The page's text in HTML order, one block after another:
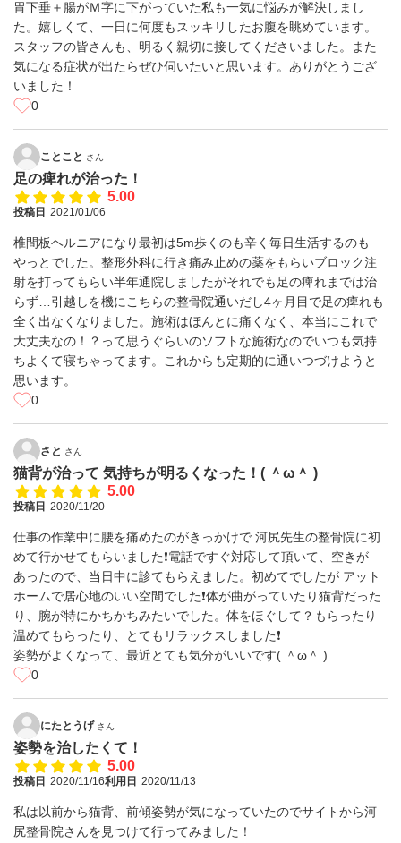
胃下垂＋腸がＭ字に下がっていた私も一気に悩みが解決しまし
た。嬉しくて、一日に何度もスッキリしたお腹を眺めています。
スタッフの皆さんも、明るく親切に接してくださいました。また
気になる症状が出たらぜひ伺いたいと思います。ありがとうござ
いました！
0
ことこと さん
足の痺れが治った！
5.00
投稿日 2021/01/06
椎間板ヘルニアになり最初は5m歩くのも辛く毎日生活するのも
やっとでした。整形外科に行き痛み止めの薬をもらいブロック注
射を打ってもらい半年通院しましたがそれでも足の痺れまでは治
らず…引越しを機にこちらの整骨院通いだし4ヶ月目で足の痺れも
全く出なくなりました。施術はほんとに痛くなく、本当にこれで
大丈夫なの！？って思うぐらいのソフトな施術なのでいつも気持
ちよくて寝ちゃってます。これからも定期的に通いつづけようと
思います。
0
さと さん
猫背が治って 気持ちが明るくなった！( ＾ω＾ )
5.00
投稿日 2020/11/20
仕事の作業中に腰を痛めたのがきっかけで 河尻先生の整骨院に初
めて行かせてもらいました❗電話ですぐ対応して頂いて、空きが
あったので、当日中に診てもらえました。初めてでしたが アット
ホームで居心地のいい空間でした❗体が曲がっていたり猫背だった
り、腕が特にかちかちみたいでした。体をほぐして？もらったり
温めてもらったり、とてもリラックスしました❗
姿勢がよくなって、最近とても気分がいいです( ＾ω＾ )
0
にたとうげ さん
姿勢を治したくて！
5.00
投稿日 2020/11/16利用日 2020/11/13
私は以前から猫背、前傾姿勢が気になっていたのでサイトから河
尻整骨院さんを見つけて行ってみました！